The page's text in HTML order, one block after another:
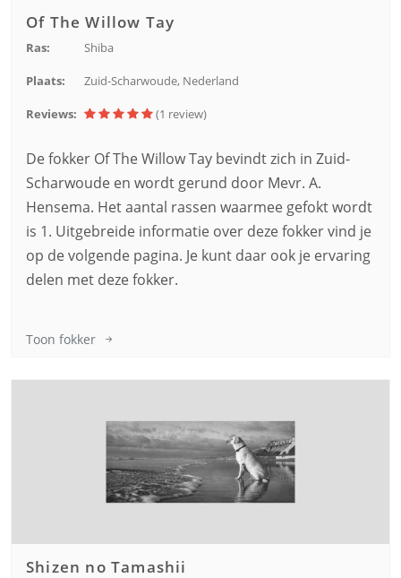
Of The Willow Tay
Ras: Shiba
Plaats: Zuid-Scharwoude, Nederland
Reviews: (1 review)
De fokker Of The Willow Tay bevindt zich in Zuid-
Scharwoude en wordt gerund door Mevr. A.
Hensema. Het aantal rassen waarmee gefokt wordt
is 1. Uitgebreide informatie over deze fokker vind je
op de volgende pagina. Je kunt daar ook je ervaring
delen met deze fokker.
Toon fokker
Shizen no Tamashii